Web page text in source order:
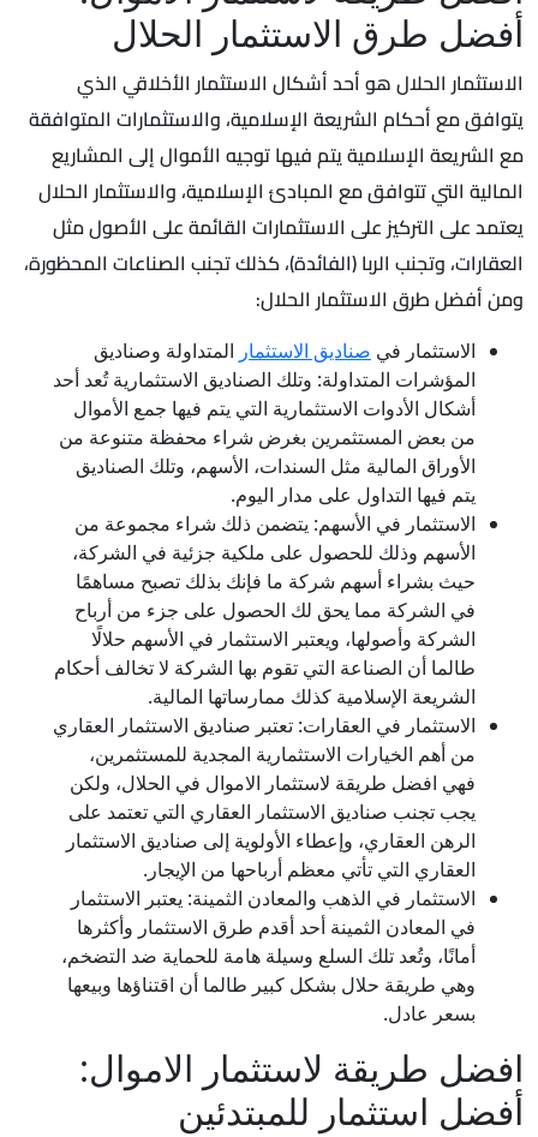
أفضل طرق الاستثمار الحلال
الاستثمار الحلال هو أحد أشكال الاستثمار الأخلاقي الذي
يتوافق مع أحكام الشريعة الإسلامية، والاستثمارات المتوافقة
مع الشريعة الإسلامية يتم فيها توجيه الأموال إلى المشاريع
المالية التي تتوافق مع المبادئ الإسلامية، والاستثمار الحلال
يعتمد على التركيز على الاستثمارات القائمة على الأصول مثل
العقارات، وتجنب الربا (الفائدة)، كذلك تجنب الصناعات المحظورة،
ومن أفضل طرق الاستثمار الحلال:
الاستثمار في صناديق الاستثمار المتداولة وصناديق
المؤشرات المتداولة: وتلك الصناديق الاستثمارية تُعد أحد
أشكال الأدوات الاستثمارية التي يتم فيها جمع الأموال
من بعض المستثمرين بغرض شراء محفظة متنوعة من
الأوراق المالية مثل السندات، الأسهم، وتلك الصناديق
يتم فيها التداول على مدار اليوم.
الاستثمار في الأسهم: يتضمن ذلك شراء مجموعة من
الأسهم وذلك للحصول على ملكية جزئية في الشركة،
حيث بشراء أسهم شركة ما فإنك بذلك تصبح مساهمًا
في الشركة مما يحق لك الحصول على جزء من أرباح
الشركة وأصولها، ويعتبر الاستثمار في الأسهم حلالًا
طالما أن الصناعة التي تقوم بها الشركة لا تخالف أحكام
الشريعة الإسلامية كذلك ممارساتها المالية.
الاستثمار في العقارات: تعتبر صناديق الاستثمار العقاري
من أهم الخيارات الاستثمارية المجدية للمستثمرين،
فهي افضل طريقة لاستثمار الاموال في الحلال، ولكن
يجب تجنب صناديق الاستثمار العقاري التي تعتمد على
الرهن العقاري، وإعطاء الأولوية إلى صناديق الاستثمار
العقاري التي تأتي معظم أرباحها من الإيجار.
الاستثمار في الذهب والمعادن الثمينة: يعتبر الاستثمار
في المعادن الثمينة أحد أقدم طرق الاستثمار وأكثرها
أمانًا، وتُعد تلك السلع وسيلة هامة للحماية ضد التضخم،
وهي طريقة حلال بشكل كبير طالما أن اقتناؤها وبيعها
بسعر عادل.
افضل طريقة لاستثمار الاموال:
أفضل استثمار للمبتدئين